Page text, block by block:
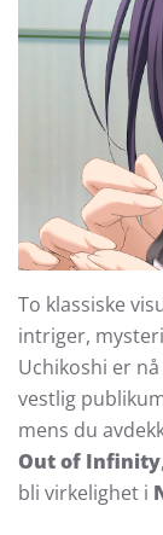
To klassiske
intriger,
Uchikoshi er
vestlig
mens du
Out of Infinity
bli virkelighet i